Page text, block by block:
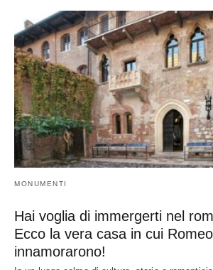
MONUMENTI
Hai voglia di immergerti nel
Ecco la vera casa in cui
innamorarono!